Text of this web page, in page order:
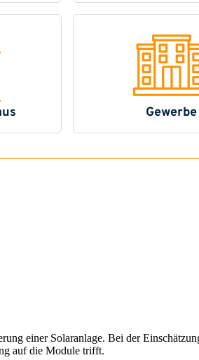
einer Solaranlage. Bei der
auf die Module trifft.